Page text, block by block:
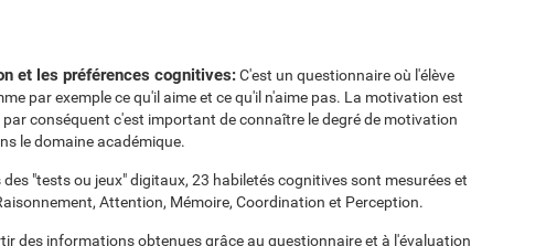
et les préférences cognitives:C'est un questionnaire où l'élève
par exemple ce qu'il aime et ce qu'il n'aime pas. La motivation est
conséquent c'est important de connaître le degré de motivation
le domaine académique.
"tests ou jeux" digitaux, 23 habiletés cognitives sont mesurées et
Attention, Mémoire, Coordination et Perception.
des informations obtenues grâce au questionnaire et à l'évaluation